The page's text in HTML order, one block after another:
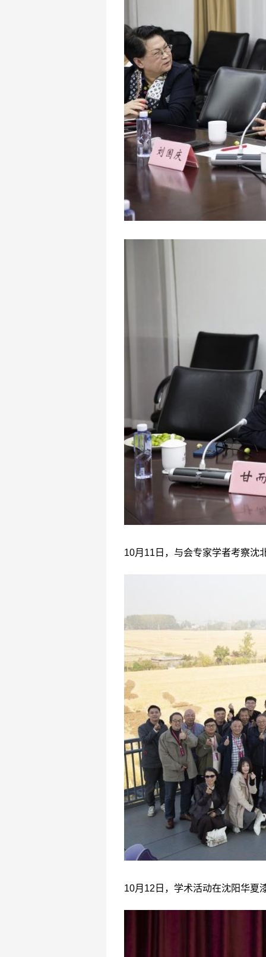
10月11日，与会专家学者考察沈
10月12日，学术活动在沈阳华夏